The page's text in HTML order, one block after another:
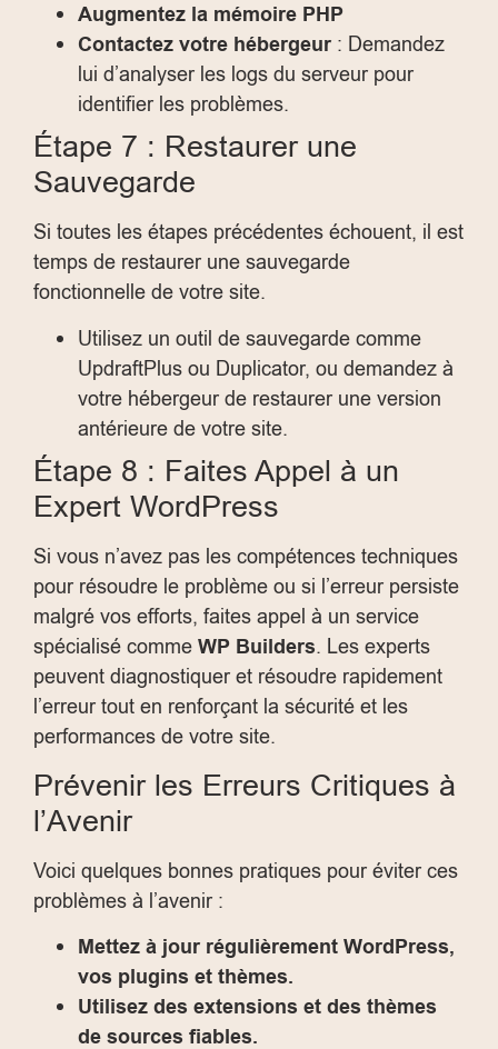
Augmentez la mémoire PHP
Contactez votre hébergeur : Demandez
lui d’analyser les logs du serveur pour
identifier les problèmes.
Étape 7 : Restaurer une
Sauvegarde
Si toutes les étapes précédentes échouent, il est
temps de restaurer une sauvegarde
fonctionnelle de votre site.
Utilisez un outil de sauvegarde comme
UpdraftPlus ou Duplicator, ou demandez à
votre hébergeur de restaurer une version
antérieure de votre site.
Étape 8 : Faites Appel à un
Expert WordPress
Si vous n’avez pas les compétences techniques
pour résoudre le problème ou si l’erreur persiste
malgré vos efforts, faites appel à un service
spécialisé comme WP Builders. Les experts
peuvent diagnostiquer et résoudre rapidement
l’erreur tout en renforçant la sécurité et les
performances de votre site.
Prévenir les Erreurs Critiques à
l’Avenir
Voici quelques bonnes pratiques pour éviter ces
problèmes à l’avenir :
Mettez à jour régulièrement WordPress,
vos plugins et thèmes.
Utilisez des extensions et des thèmes
de sources fiables.